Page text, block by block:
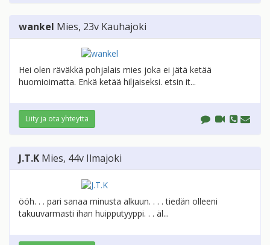
wankel Mies, 23v Kauhajoki
Hei olen räväkkä pohjalais mies joka ei jätä ketää
huomioimatta. Enkä ketää hiljaiseksi. etsin it...
Liity ja ota yhteyttä
J.T.K Mies, 44v Ilmajoki
ööh. . . pari sanaa minusta alkuun. . . . tiedän olleeni
takuuvarmasti ihan huipputyyppi. . . äl...